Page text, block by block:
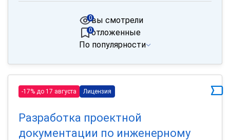
вы смотрели
0
отложенные
0
По популярности
-17% до 17 августа Лицензия
Разработка проектной
документации по инженерному